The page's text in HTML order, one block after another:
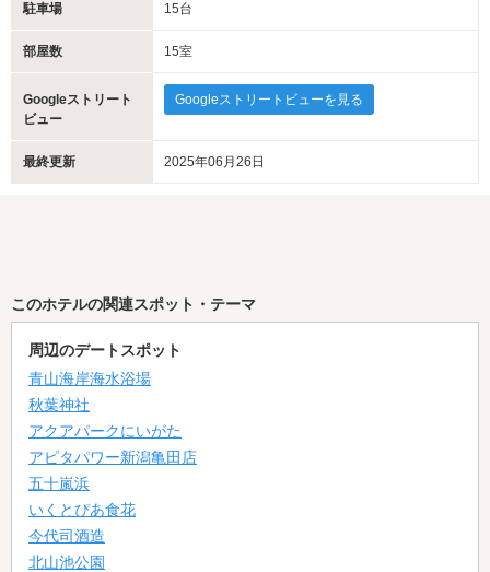
駐車場 15台
部屋数 15室
Googleストリート
ビュー
Googleストリートビューを見る
最終更新 2025年06月26日
このホテルの関連スポット・テーマ
周辺のデートスポット
青山海岸海水浴場
秋葉神社
アクアパークにいがた
アピタパワー新潟亀田店
五十嵐浜
いくとぴあ食花
今代司酒造
北山池公園